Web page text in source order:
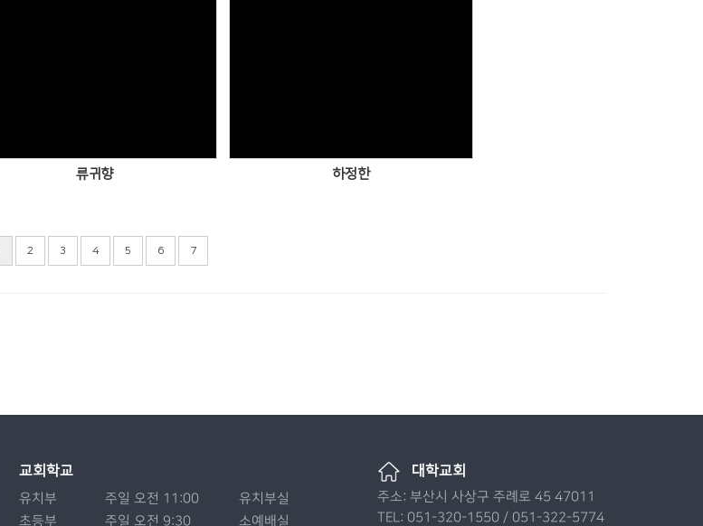
류귀향 하정한
2 3 4 5 6 7
교회학교
유치부 주일 오전 11:00
유치부실
초등부
주일 오전 9:30 소예배실
대학교회
주소: 부산시 사상구 주례로 45 47011
TEL: 051-320-1550 / 051-322-5774